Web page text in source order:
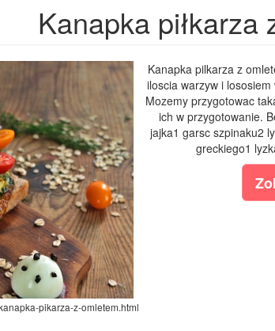
Kanapka piłkarza
pikarza-z-omletem.html
Kanapka pilkarza z
iloscia warzyw i
Mozemy przygotowac
ich w przygotowanie.
jajka1 garsc szpinaku2
greckiego1